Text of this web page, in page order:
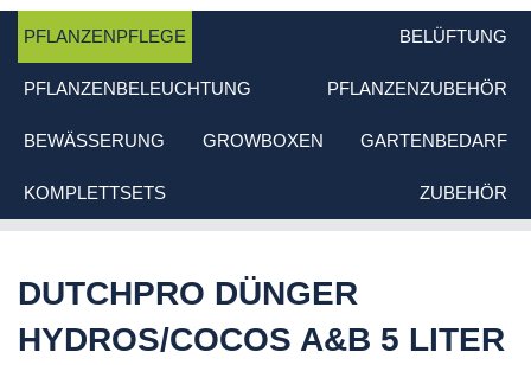
PFLANZENPFLEGE BELÜFTUNG
PFLANZENBELEUCHTUNG PFLANZENZUBEHÖR
BEWÄSSERUNG GROWBOXEN GARTENBEDARF
KOMPLETTSETS ZUBEHÖR
DUTCHPRO DÜNGER
HYDROS/COCOS A&B 5 LITER